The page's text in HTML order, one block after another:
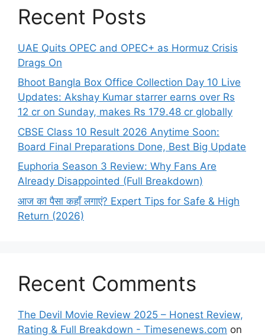
Recent Posts
UAE Quits OPEC and OPEC+ as Hormuz Crisis
Drags On
Bhoot Bangla Box Office Collection Day 10 Live
Updates: Akshay Kumar starrer earns over Rs
12 cr on Sunday, makes Rs 179.48 cr globally
CBSE Class 10 Result 2026 Anytime Soon:
Board Final Preparations Done, Best Big Update
Euphoria Season 3 Review: Why Fans Are
Already Disappointed (Full Breakdown)
आज का पैसा कहाँ लगाएं? Expert Tips for Safe & High
Return (2026)
Recent Comments
The Devil Movie Review 2025 – Honest Review,
Rating & Full Breakdown - Timesenews.com on